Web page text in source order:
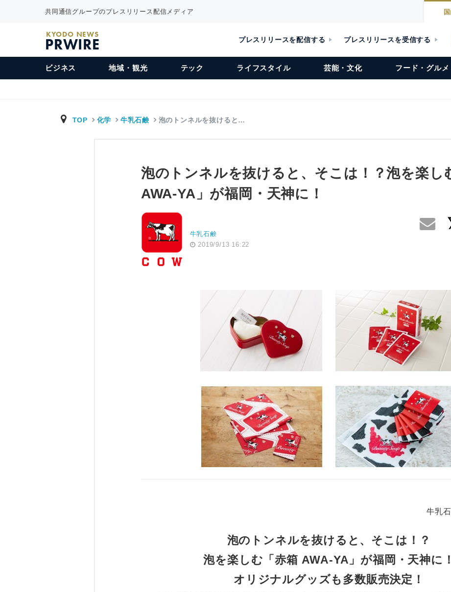
共同通信グループのプレスリリース配信メディア
KYODO NEWS
PRWIRE プレスリリースを配信する プレスリリースを受信する
ビジネス 地域・観光 テック ライフスタイル 芸能・文化 フード・グルメ
TOP 化学 牛乳石鹸 泡のトンネルを抜けると…
泡のトンネルを抜けると、そこは！？泡を楽し
AWA-YA」が福岡・天神に！
牛乳石鹸
2019/9/13 16:22
牛乳
泡のトンネルを抜けると、そこは！？
泡を楽しむ「赤箱 AWA-YA」が福岡・天神に！
オリジナルグッズも多数販売決定！